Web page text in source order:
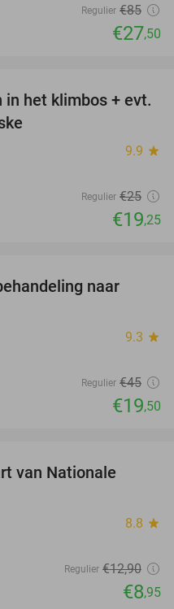
Regulier €85
€27,50
23%
het klimbos + evt.
9.9 star
Regulier €25
€19,25
naar
9.3 star
Regulier €45
€19,50
van Nationale
8.8 star
Regulier €12,90
€8,95